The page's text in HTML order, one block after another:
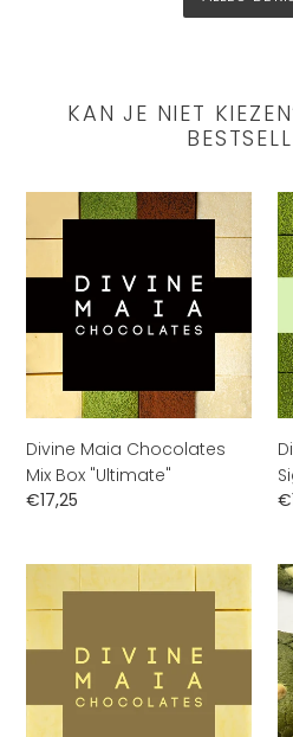
KAN JE NIET
Mix
"Ultimate"
Divine Maia Chocolates
Mix Box "Ultimate"
Normale
€17,25
Divine
Maia
Chocolates
Yuzu
3